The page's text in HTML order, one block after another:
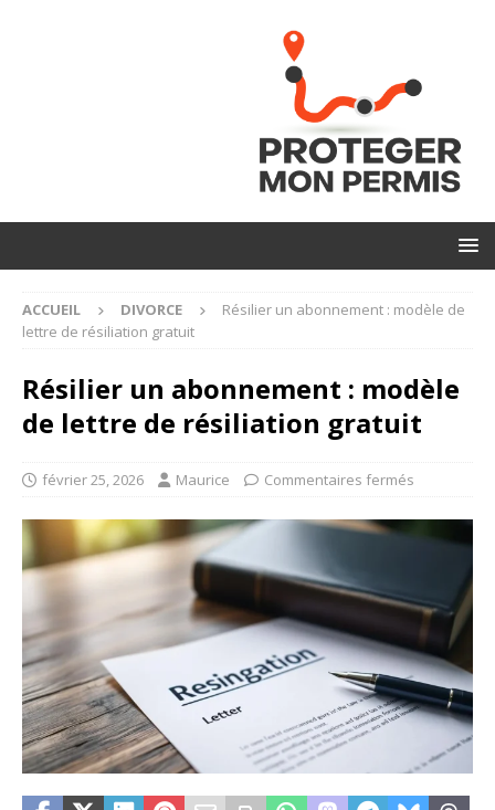
ACCUEIL DIVORCE
Résilier un abonnement : modèle de
lettre de résiliation gratuit
Résilier un abonnement : modèle
de lettre de résiliation gratuit
février 25, 2026 Maurice Commentaires fermés